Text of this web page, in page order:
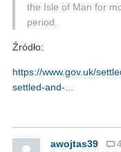
the Isle of Man for
period.
Źródło:
https://www.gov.uk/
settled-and-...
awojtas39